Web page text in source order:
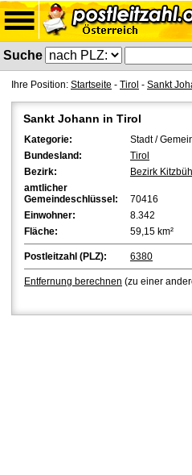
Suche
Ihre Position: Startseite - Tirol - Sankt
Sankt Johann in Tirol
Kategorie:
Stadt /
Bundesland:
Tirol
Bezirk:
Bezirk
amtlicher
Gemeindeschlüssel:
70416
Einwohner:
8.342
Fläche:
59,15 km²
Postleitzahl (PLZ): 6380
Entfernung berechnen (zu einer